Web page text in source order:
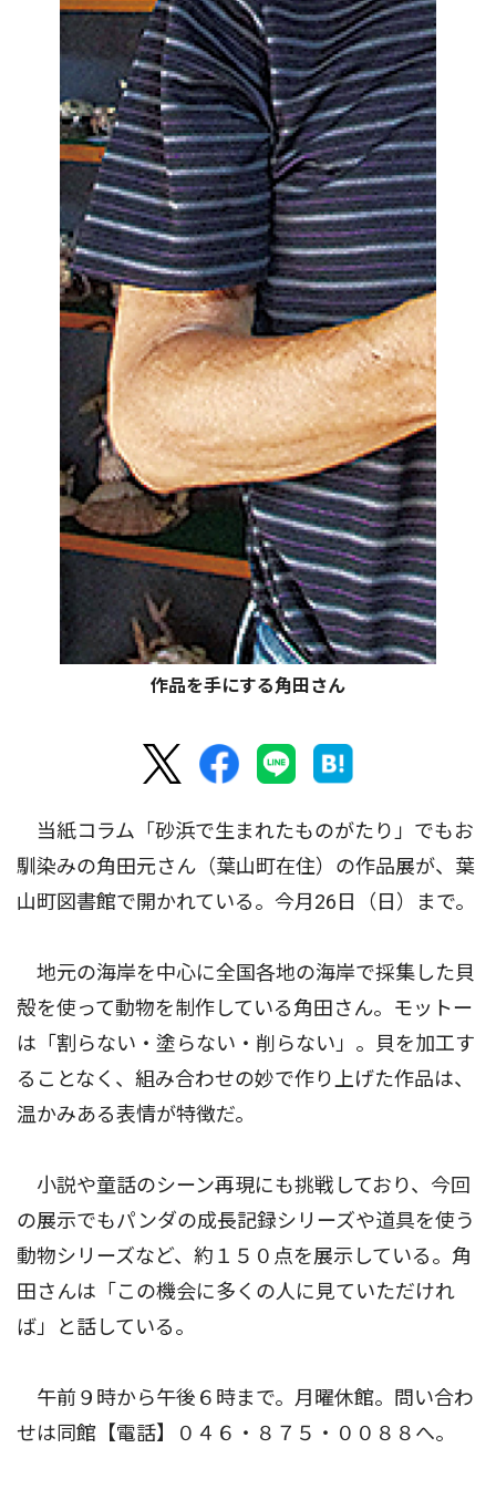
作品を手にする角田さん
当紙コラム「砂浜で生まれたものがたり」でもお
馴染みの角田元さん（葉山町在住）の作品展が、葉
山町図書館で開かれている。今月26日（日）まで。
地元の海岸を中心に全国各地の海岸で採集した貝
殻を使って動物を制作している角田さん。モットー
は「割らない・塗らない・削らない」。貝を加工す
ることなく、組み合わせの妙で作り上げた作品は、
温かみある表情が特徴だ。
小説や童話のシーン再現にも挑戦しており、今回
の展示でもパンダの成長記録シリーズや道具を使う
動物シリーズなど、約１５０点を展示している。角
田さんは「この機会に多くの人に見ていただけれ
ば」と話している。
午前９時から午後６時まで。月曜休館。問い合わ
せは同館【電話】０４６・８７５・００８８へ。